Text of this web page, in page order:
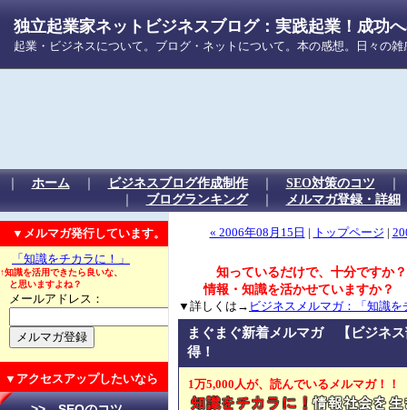
独立起業家ネットビジネスブログ：実践起業！成功
起業・ビジネスについて。ブログ・ネットについて。本の感想。日々の
｜ ホーム ｜ ビジネスブログ作成制作｜ SEO対策のコツ
｜ ブログランキング｜ メルマガ登録・詳細
▼メルマガ発行しています。
「知識をチカラに！」
↑知識を活用できたら良いな、
と思いますよね？
メールアドレス：
▼アクセスアップしたいなら
« 2006年08月15日 トップページ
知っているだけで、十分ですか？
情報・知識を活かせていますか？
▼詳しくは→ ビジネスメルマガ：「知識を
まぐまぐ新着メルマガ 【ビジネ
得！
1万5,000人が、読んでいるメルマガ！！